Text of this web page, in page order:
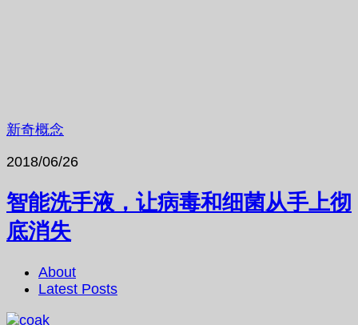
新奇概念
2018/06/26
智能洗手液，让病毒和细菌从手上彻
底消失
About
Latest Posts